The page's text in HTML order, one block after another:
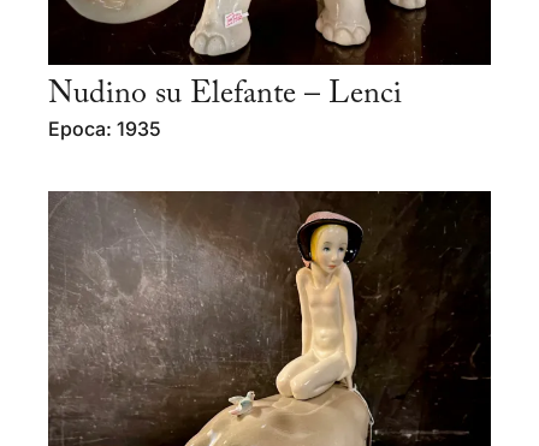
Nudino su Elefante – Lenci
Epoca: 1935